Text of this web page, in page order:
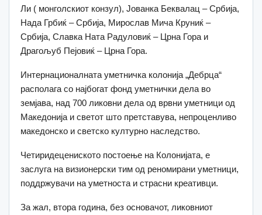
Ли ( монголскиот конзул), Јованка Беквалац – Србија,
Нада Грбиќ – Србија, Мирослав Мича Круниќ –
Србија, Славка Ната Радуловиќ – Црна Гора и
Драгољуб Пејовиќ – Црна Гора.
Интернационалната уметничка колонија „Дебрца“
располага со најбогат фонд уметнички дела во
земјава, над 700 ликовни дела од врвни уметници од
Македонија и светот што претставува, непроценливо
македонско и светско културно наследство.
Четиридецениското постоење на Колонијата, е
заслуга на визионерски тим од реномирани уметници,
поддржувачи на уметноста и страсни креативци.
За жал, втора година, без основачот, ликовниот